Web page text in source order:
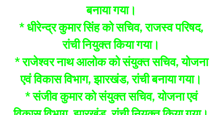
बनाया गया।
* धीरेन्द्र कुमार सिंह को सचिव, राजस्व परिषद,
रांची नियुक्त किया गया।
* राजेश्वर नाथ आलोक को संयुक्त सचिव, योजना
एवं विकास विभाग, झारखंड, रांची बनाया गया।
* संजीव कुमार को संयुक्त सचिव, योजना एवं